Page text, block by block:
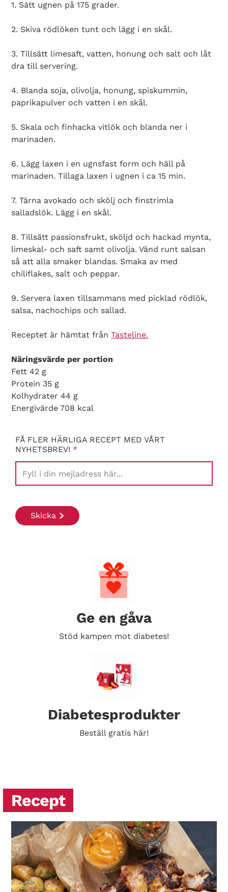
1. Sätt ugnen på 175 grader.
2. Skiva rödlöken tunt och lägg i en skål.
3. Tillsätt limesaft, vatten, honung och salt och låt
dra till servering.
4. Blanda soja, olivolja, honung, spiskummin,
paprikapulver och vatten i en skål.
5. Skala och finhacka vitlök och blanda ner i
marinaden.
6. Lägg laxen i en ugnsfast form och häll på
marinaden. Tillaga laxen i ugnen i ca 15 min.
7. Tärna avokado och skölj och finstrimla
salladslök. Lägg i en skål.
8. Tillsätt passionsfrukt, sköljd och hackad mynta,
limeskal- och saft samt olivolja. Vänd runt salsan
så att alla smaker blandas. Smaka av med
chiliflakes, salt och peppar.
9. Servera laxen tillsammans med picklad rödlök,
salsa, nachochips och sallad.
Receptet är hämtat frånTasteline.
Näringsvärde per portion
Fett 42 g
Protein 35 g
Kolhydrater 44 g
Energivärde 708 kcal
FÅ FLER HÄRLIGA RECEPT MED VÅRT
NYHETSBREV! *
Ge en gåva
Stöd kampen mot diabetes!
Diabetesprodukter
Beställ gratis här!
Recept